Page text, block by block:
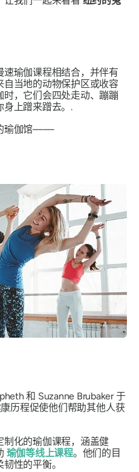
瑜伽课程相结合，并伴有
当地的动物保护区或收容
，它们会四处走动、蹦蹦
身上蹭来蹭去。.
瑜伽馆——
和 Suzanne Brubaker 于
历程促使他们帮助其他人获
化的瑜伽课程，涵盖健
瑜伽等线上课程。他们的目
性的平衡。